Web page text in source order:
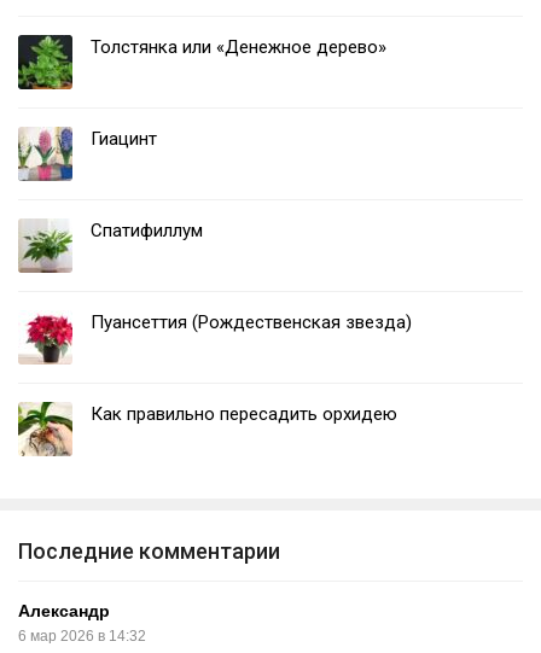
Толстянка или «Денежное дерево»
Гиацинт
Спатифиллум
Пуансеттия (Рождественская звезда)
Как правильно пересадить орхидею
Последние комментарии
Александр
6 мар 2026 в 14:32